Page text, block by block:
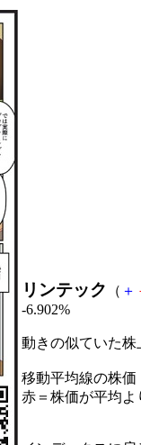
リンテック （ ＋
-6.902%
動きの似ていた
移動平均線の株価
赤＝株価が平均